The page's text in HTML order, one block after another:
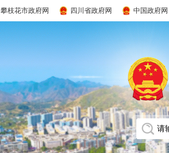
攀枝花市政府网 四川省政府网 中国政府网